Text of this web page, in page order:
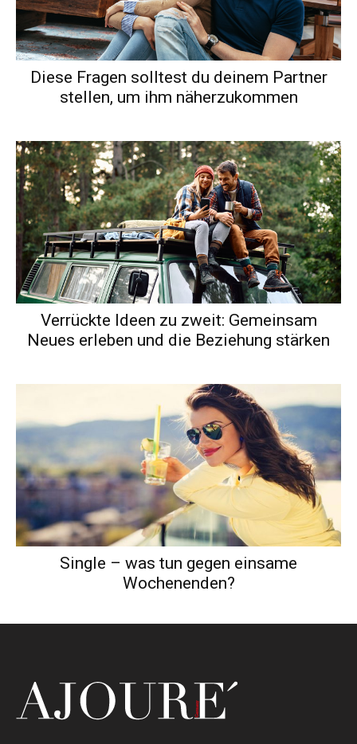
Diese Fragen solltest du deinem Partner
stellen, um ihm näherzukommen
Verrückte Ideen zu zweit: Gemeinsam
Neues erleben und die Beziehung stärken
Single – was tun gegen einsame
Wochenenden?